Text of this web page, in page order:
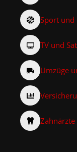
Sport und
TV und Sat
Umzüge